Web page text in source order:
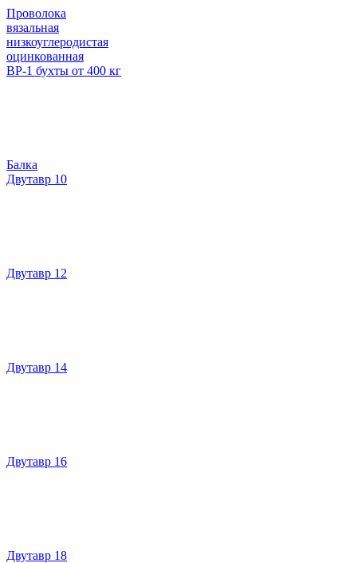
Проволока
вязальная
низкоуглеродистая
оцинкованная
ВР-1 бухты от 400 кг
Балка
Двутавр 10
Двутавр 12
Двутавр 14
Двутавр 16
Двутавр 18